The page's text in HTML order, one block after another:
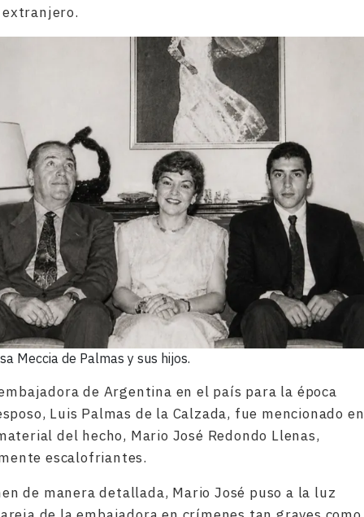
extranjero.
Meccia de Palmas y sus hijos.
de Argentina en el país para la época
Luis Palmas de la Calzada, fue mencionado en
del hecho, Mario José Redondo Llenas,
escalofriantes.
de manera detallada, Mario José puso a la luz